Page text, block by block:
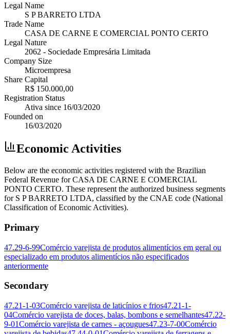
Legal Name
S P BARRETO LTDA
Trade Name
CASA DE CARNE E COMERCIAL PONTO CERTO
Legal Nature
2062 - Sociedade Empresária Limitada
Company Size
Microempresa
Share Capital
R$ 150.000,00
Registration Status
Ativa since 16/03/2020
Founded on
16/03/2020
Economic Activities
Below are the economic activities registered with the Brazilian
Federal Revenue for CASA DE CARNE E COMERCIAL
PONTO CERTO. These represent the authorized business segments
for S P BARRETO LTDA, classified by the CNAE code (National
Classification of Economic Activities).
Primary
47.29-6-99Comércio varejista de produtos alimentícios em geral ou
especializado em produtos alimentícios não especificados
anteriormente
Secondary
47.21-1-03Comércio varejista de laticínios e frios47.21-1-
04Comércio varejista de doces, balas, bombons e semelhantes47.22-
9-01Comércio varejista de carnes - açougues47.23-7-00Comércio